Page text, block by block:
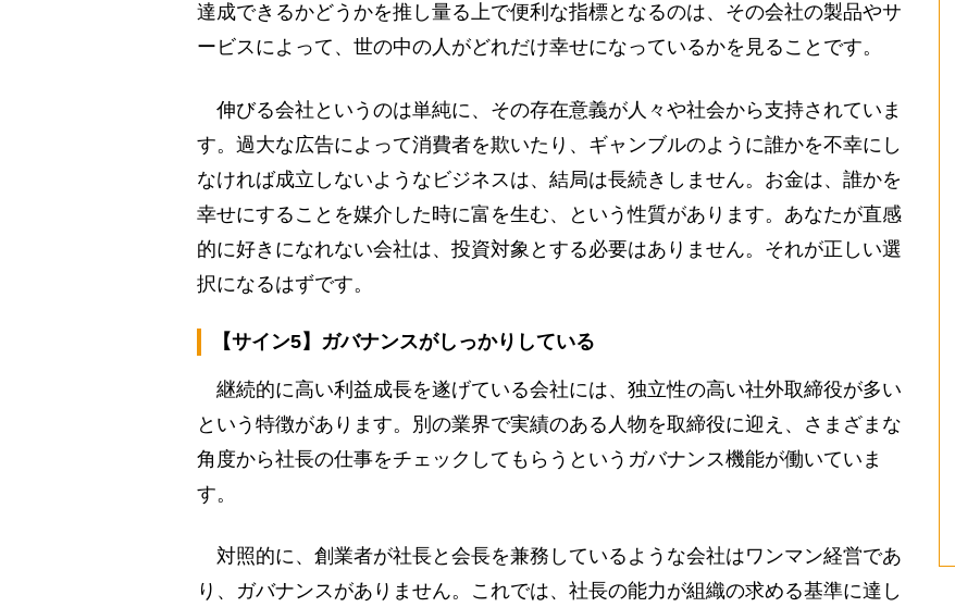
達成できるかどうかを推し量る上で便利な指標となるのは、その会社の製品やサ
ービスによって、世の中の人がどれだけ幸せになっているかを見ることです。
伸びる会社というのは単純に、その存在意義が人々や社会から支持されていま
す。過大な広告によって消費者を欺いたり、ギャンブルのように誰かを不幸にし
なければ成立しないようなビジネスは、結局は長続きしません。お金は、誰かを
幸せにすることを媒介した時に富を生む、という性質があります。あなたが直感
的に好きになれない会社は、投資対象とする必要はありません。それが正しい選
択になるはずです。
【サイン5】ガバナンスがしっかりしている
継続的に高い利益成長を遂げている会社には、独立性の高い社外取締役が多い
という特徴があります。別の業界で実績のある人物を取締役に迎え、さまざまな
角度から社長の仕事をチェックしてもらうというガバナンス機能が働いていま
す。
対照的に、創業者が社長と会長を兼務しているような会社はワンマン経営であ
り、ガバナンスがありません。これでは、社長の能力が組織の求める基準に達し